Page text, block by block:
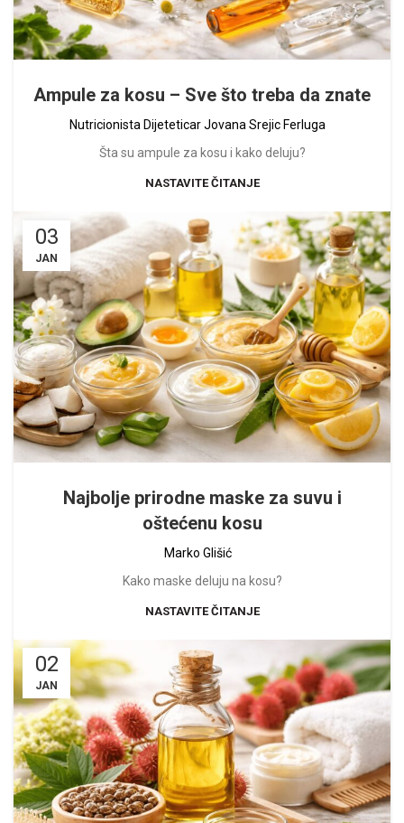
Ampule za kosu – Sve što treba da znate
Nutricionista Dijeteticar Jovana Srejic Ferluga
Šta su ampule za kosu i kako deluju?
NASTAVITE ČITANJE
03
JAN
Najbolje prirodne maske za suvu i
oštećenu kosu
Marko Glišić
Kako maske deluju na kosu?
NASTAVITE ČITANJE
02
JAN